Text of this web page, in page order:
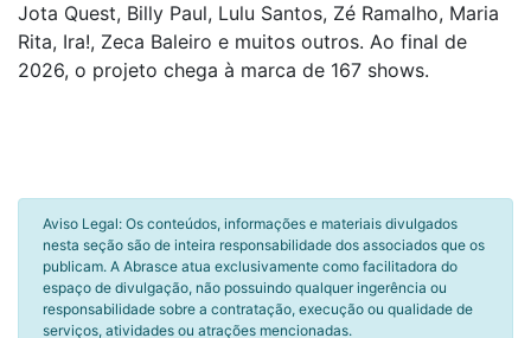
Jota Quest, Billy Paul, Lulu Santos, Zé Ramalho, Maria
Rita, Ira!, Zeca Baleiro e muitos outros. Ao final de
2026, o projeto chega à marca de 167 shows.
Aviso Legal: Os conteúdos, informações e materiais divulgados
nesta seção são de inteira responsabilidade dos associados que os
publicam. A Abrasce atua exclusivamente como facilitadora do
espaço de divulgação, não possuindo qualquer ingerência ou
responsabilidade sobre a contratação, execução ou qualidade de
serviços, atividades ou atrações mencionadas.